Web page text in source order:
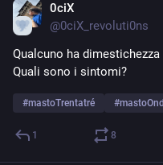
0ciX
@0ciX_revoluti0ns
Qualcuno ha dimestichezza
Quali sono i sintomi?
#mastoTrentatré #
1 8